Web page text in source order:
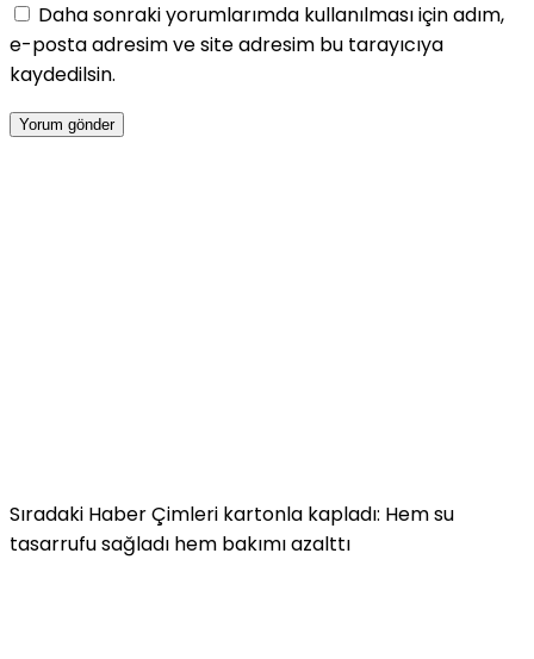
Daha sonraki yorumlarımda kullanılması için adım,
e-posta adresim ve site adresim bu tarayıcıya
kaydedilsin.
Sıradaki HaberÇimleri kartonla kapladı: Hem su
tasarrufu sağladı hem bakımı azalttı